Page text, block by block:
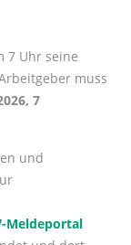
7 Uhr seine
muss
7
und
Meldeportal